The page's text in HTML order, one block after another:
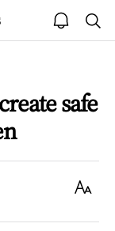
open
notice
safe
Text